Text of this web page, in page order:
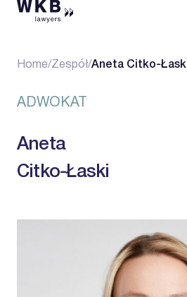
Home/Zespół/Aneta Citko-Łaski
ADWOKAT
Aneta
Citko-Łaski